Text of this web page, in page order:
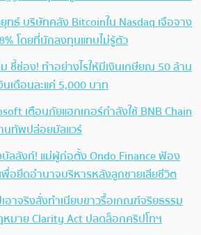
ทธ์ บริษัทคลัง Bitcoinใน Nasdaq เจือจาง
โดยที่นักลงทุนแทบไม่รู้ตัว
ชี้ช่อง! ทำอย่างไรให้มีเงินเกษียณ 50 ล้าน
นเดือนละแค่ 5,000 บาท
เตือนภัยแฮกเกอร์กำลังใช้ BNB Chain
นทัพปล่อยมัลแวร์
ลลังก์! แม่ผู้ก่อตั้ง Ondo Finance ฟ้อง
พื่อยึดอำนาจบริหารหลังลูกชายเสียชีวิต
อาจริง สั่งทำเนียบขาวรื้อเกณฑ์จริยธรรม
มาย Clarity Act ปลดล็อกคริปโทฯ